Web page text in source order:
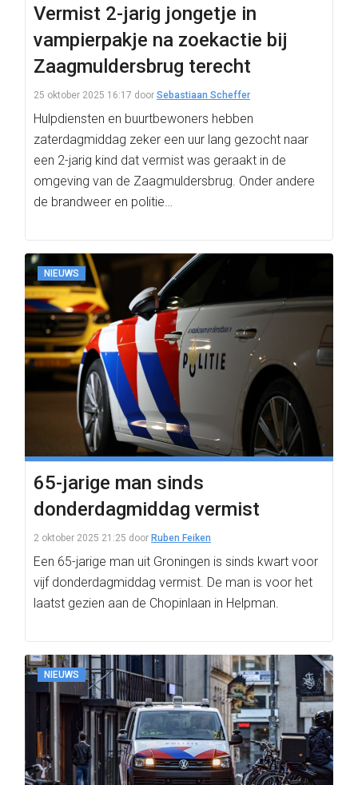
Vermist 2-jarig jongetje in
vampierpakje na zoekactie bij
Zaagmuldersbrug terecht
25 oktober 2025 16:17 door Sebastiaan Scheffer
Hulpdiensten en buurtbewoners hebben
zaterdagmiddag zeker een uur lang gezocht naar
een 2-jarig kind dat vermist was geraakt in de
omgeving van de Zaagmuldersbrug. Onder andere
de brandweer en politie…
NIEUWS
65-jarige man sinds
donderdagmiddag vermist
2 oktober 2025 21:25 door Ruben Feiken
Een 65-jarige man uit Groningen is sinds kwart voor
vijf donderdagmiddag vermist. De man is voor het
laatst gezien aan de Chopinlaan in Helpman.
NIEUWS